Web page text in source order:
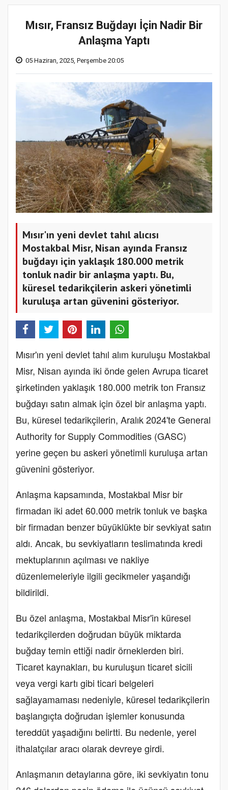
Mısır, Fransız Buğdayı İçin Nadir Bir
Anlaşma Yaptı
05 Haziran, 2025, Perşembe 20:05
Mısır'ın yeni devlet tahıl alıcısı
Mostakbal Misr, Nisan ayında Fransız
buğdayı için yaklaşık 180.000 metrik
tonluk nadir bir anlaşma yaptı. Bu,
küresel tedarikçilerin askeri yönetimli
kuruluşa artan güvenini gösteriyor.
Mısır'ın yeni devlet tahıl alım kuruluşu Mostakbal
Misr, Nisan ayında iki önde gelen Avrupa ticaret
şirketinden yaklaşık 180.000 metrik ton Fransız
buğdayı satın almak için özel bir anlaşma yaptı.
Bu, küresel tedarikçilerin, Aralık 2024'te General
Authority for Supply Commodities (GASC)
yerine geçen bu askeri yönetimli kuruluşa artan
güvenini gösteriyor.
Anlaşma kapsamında, Mostakbal Misr bir
firmadan iki adet 60.000 metrik tonluk ve başka
bir firmadan benzer büyüklükte bir sevkiyat satın
aldı. Ancak, bu sevkiyatların teslimatında kredi
mektuplarının açılması ve nakliye
düzenlemeleriyle ilgili gecikmeler yaşandığı
bildirildi.
Bu özel anlaşma, Mostakbal Misr'in küresel
tedarikçilerden doğrudan büyük miktarda
buğday temin ettiği nadir örneklerden biri.
Ticaret kaynakları, bu kuruluşun ticaret sicili
veya vergi kartı gibi ticari belgeleri
sağlayamaması nedeniyle, küresel tedarikçilerin
başlangıçta doğrudan işlemler konusunda
tereddüt yaşadığını belirtti. Bu nedenle, yerel
ithalatçılar aracı olarak devreye girdi.
Anlaşmanın detaylarına göre, iki sevkiyatın tonu